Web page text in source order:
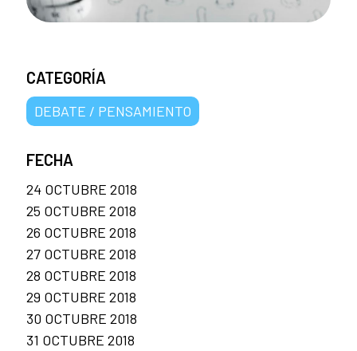
CATEGORÍA
DEBATE / PENSAMIENTO
FECHA
24 OCTUBRE 2018
25 OCTUBRE 2018
26 OCTUBRE 2018
27 OCTUBRE 2018
28 OCTUBRE 2018
29 OCTUBRE 2018
30 OCTUBRE 2018
31 OCTUBRE 2018